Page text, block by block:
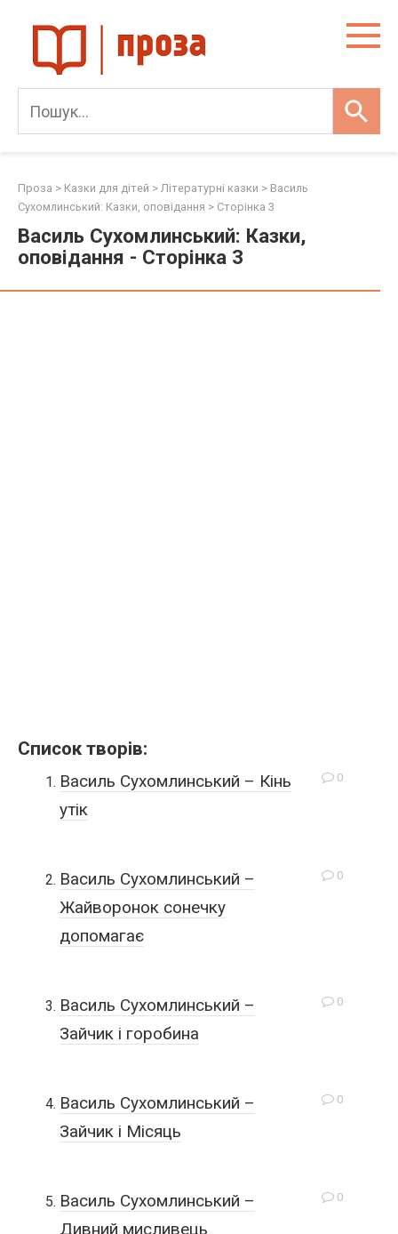
content
Проза > Казки для дітей > Літературні казки > Василь
Сухомлинський: Казки, оповідання > Сторінка 3
Василь Сухомлинський: Казки,
оповідання - Сторінка 3
Список творів:
0
Василь Сухомлинський – Кінь
утік
0
Василь Сухомлинський –
Жайворонок сонечку
допомагає
0
Василь Сухомлинський –
Зайчик і горобина
0
Василь Сухомлинський –
Зайчик і Місяць
0
Василь Сухомлинський –
Дивний мисливець